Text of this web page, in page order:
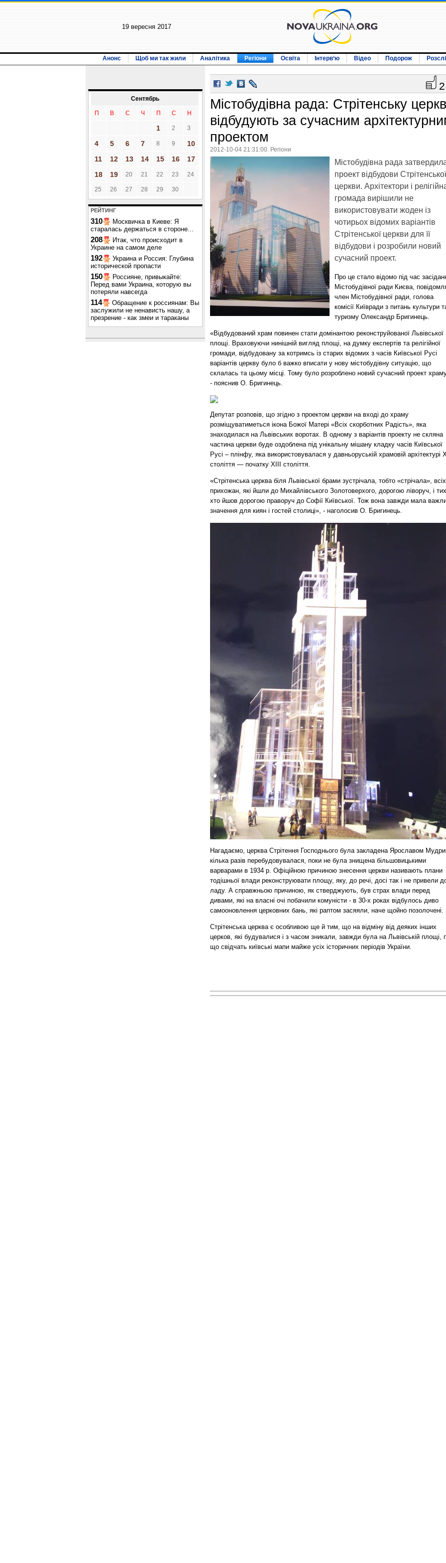
19 вересня 2017
Анонс Щоб ми так жили Аналітика Регіони Освіта Інтерв‘ю Відео Подорож
Сентябрь
П В С Ч П С Н
1 2 3
4 5 6 7 8 9
10
11
12 13 14 15 16
17
18
19 20 21 22 23 24
25 26 27 28 29 30
РЕЙТИНГ
310
Москвичка в Киеве: Я
старалась держаться в стороне...
208
Итак, что происходит в
Украине на самом деле
192
Украина и Россия: Глубина
исторической пропасти
150
Россияне, привыкайте:
Перед вами Украина, которую вы
потеряли навсегда
114
Обращение к россиянам: Вы
заслужили не ненависть нашу, а
презрение - как змеи и тараканы
2
Містобудівна рада: Стрітенську
відбудують за сучасним
проектом
2012-10-04 21:31:00. Регіони
Містобудівна рада
проект відбудови Стрітенської
церкви. Архітектори і
громада вирішили не
використовувати жоден із
чотирьох відомих варіантів
Стрітенської церкви для її
відбудови і розробили новий
сучасний проект.
Про це стало відомо під час
Містобудівної ради Києва,
член Містобудівної ради, голова
комісії Київради з питань культури
туризму Олександр Бригинець.
«Відбудований храм повинен стати домінантою реконструйованої Львівської
площі. Враховуючи нинішній вигляд площі, на думку експертів та релігійної
громади, відбудовану за котримсь із старих відомих з часів Київської Русі
варіантів церкву було б важко вписати у нову містобудівну ситуацію, що
склалась та цьому місці. Тому було розроблено новий сучасний проект
- пояснив О. Бригинець.
Депутат розповів, що згідно з проектом церкви на вході до храму
розміщуватиметься ікона Божої Матері «Всіх скорботних Радість», яка
знаходилася на Львівських воротах. В одному з варіантів проекту не скляна
частина церкви буде оздоблена під унікальну мішану кладку часів Київської
Русі – плінфу, яка використовувалася у давньоруській храмовій архітектурі
століття — початку ХІІІ століття.
«Стрітенська церква біля Львівської брами зустрічала, тобто «стрічала», всіх
прихожан, які йшли до Михайлівського Золотоверхого, дорогою ліворуч, і
хто йшов дорогою праворуч до Софії Київської. Тож вона завжди мала
значення для киян і гостей столиці», - наголосив О. Бригинець.
Нагадаємо, церква Стрітення Господнього була закладена Ярославом
кілька разів перебудовувалася, поки не була знищена більшовицькими
варварами в 1934 р. Офіційною причиною знесення церкви називають плани
тодішньої влади реконструювати площу, яку, до речі, досі так і не привели
ладу. А справжньою причиною, як стверджують, був страх влади перед
дивами, які на власні очі побачили комуністи - в 30-х роках відбулось диво
самооновлення церковних бань, які раптом засяяли, наче щойно позолочені.
Стрітенська церква є особливою ще й тим, що на відміну від деяких інших
церков, які будувалися і з часом зникали, завжди була на Львівській площі,
що свідчать київські мапи майже усіх історичних періодів України.